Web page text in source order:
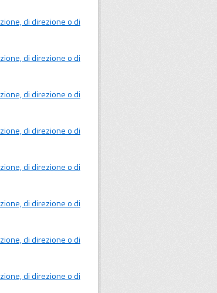
di direzione o di
di direzione o di
di direzione o di
di direzione o di
di direzione o di
di direzione o di
di direzione o di
di direzione o di